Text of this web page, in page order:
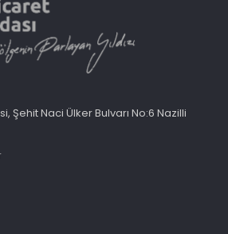
Şehit Naci Ülker Bulvarı No:6 Nazilli